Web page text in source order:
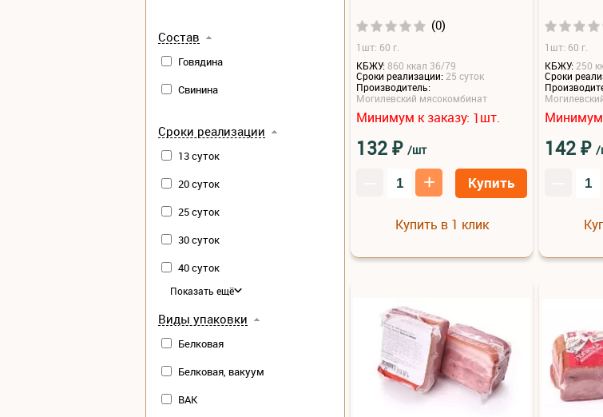
Состав
Говядина
Свинина
Сроки реализации
13 суток
20 суток
25 суток
30 суток
40 суток
Показать ещё
Виды упаковки
Белковая
Белковая, вакуум
ВАК
(0)
1шт: 60 г.
КБЖУ:860 ккал 36/79
Сроки реализации:25 суток
Производитель:
Могилевский мясокомбинат
Минимум к заказу: 1шт.
132₽ /шт
+ Купить
Купить в 1 клик
1шт: 60 г.
КБЖУ: 250
Сроки
Минимум
142₽ /